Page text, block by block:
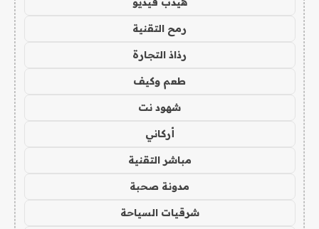
رمح التقنية
رذاذ التجارة
طعم وكيف
شهود نت
أركاني
مباشر التقنية
مدونة صحبة
شرقيات السياحة